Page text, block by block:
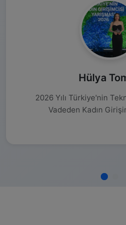
Hülya
2026 Yılı Türkiye'nin
Vadeden Kadın